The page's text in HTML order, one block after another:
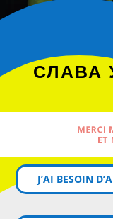
СЛАВА
MERCI
ET
J’AI BESOIN